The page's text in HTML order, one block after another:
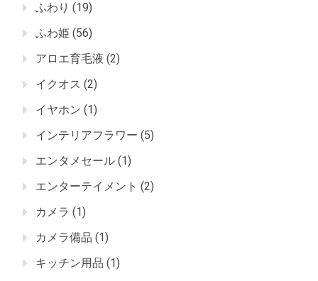
ふわり (19)
ふわ姫 (56)
アロエ育毛液 (2)
イクオス (2)
イヤホン (1)
インテリアフラワー (5)
エンタメセール (1)
エンターテイメント (2)
カメラ (1)
カメラ備品 (1)
キッチン用品 (1)